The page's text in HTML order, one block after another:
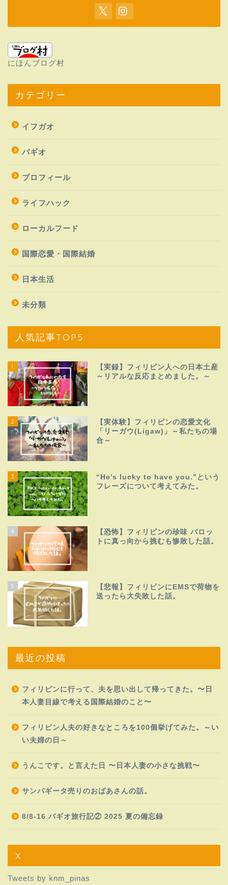
にほんブログ村
カテゴリー
イフガオ
バギオ
プロフィール
ライフハック
ローカルフード
国際恋愛・国際結婚
日本生活
未分類
人気記事TOP5
1
【実録】フィリピン人への日本土産
～リアルな反応まとめました。～
2
【実体験】フィリピンの恋愛文化
「リーガウ(Ligaw)」～私たちの場
合～
3
“He’s lucky to have you.”という
フレーズについて考えてみた。
4
【恐怖】フィリピンの珍味 バロッ
トに真っ向から挑むも惨敗した話。
5
【悲報】フィリピンにEMSで荷物を
送ったら大失敗した話。
最近の投稿
フィリピンに行って、夫を思い出して帰ってきた。〜日
本人妻目線で考える国際結婚のこと〜
フィリピン人夫の好きなところを100個挙げてみた。～い
い夫婦の日～
うんこです。と言えた日 〜日本人妻の小さな挑戦〜
サンパギータ売りのおばあさんの話。
8/8-16 バギオ旅行記② 2025 夏の備忘録
X
Tweets by knm_pinas